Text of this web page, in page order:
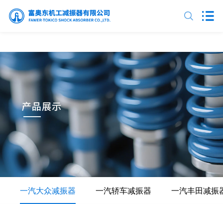
string(2) "50" }
一汽大众减振器 一汽轿车减振器 一汽丰田减振